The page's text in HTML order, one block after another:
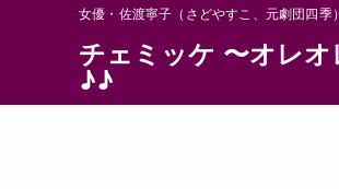
女優・佐渡寧子（さどやすこ、元劇団四季
チェミッケ 〜オレ
♪♪